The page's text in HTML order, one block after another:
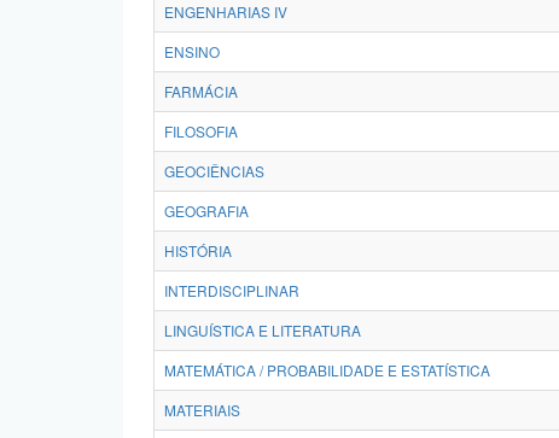
ENGENHARIAS IV
ENSINO
FARMÁCIA
FILOSOFIA
GEOCIÊNCIAS
GEOGRAFIA
HISTÓRIA
INTERDISCIPLINAR
LINGUÍSTICA E LITERATURA
MATEMÁTICA / PROBABILIDADE E ESTATÍSTICA
MATERIAIS